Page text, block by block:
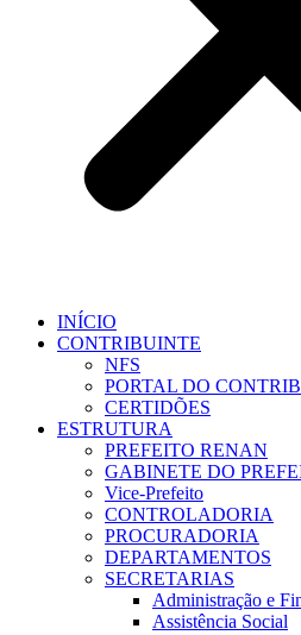
INÍCIO
CONTRIBUINTE
NFS
PORTAL DO
CERTIDÕES
ESTRUTURA
PREFEITO RENAN
GABINETE DO
Vice-Prefeito
CONTROLADORIA
PROCURADORIA
DEPARTAMENTOS
SECRETARIAS
Administração e
Assistência Social